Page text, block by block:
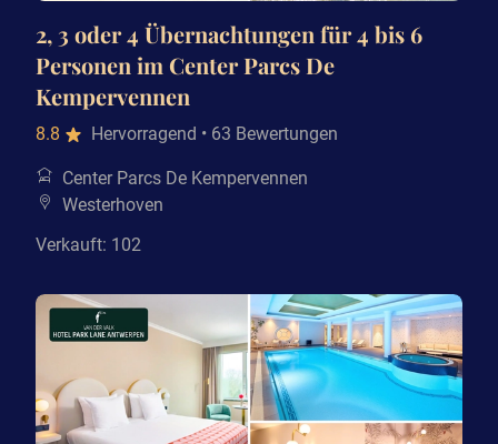
2, 3 oder 4 Übernachtungen für 4 bis 6
Personen im Center Parcs De
Kempervennen
8.8 Hervorragend • 63 Bewertungen
Center Parcs De Kempervennen
Westerhoven
Verkauft: 102